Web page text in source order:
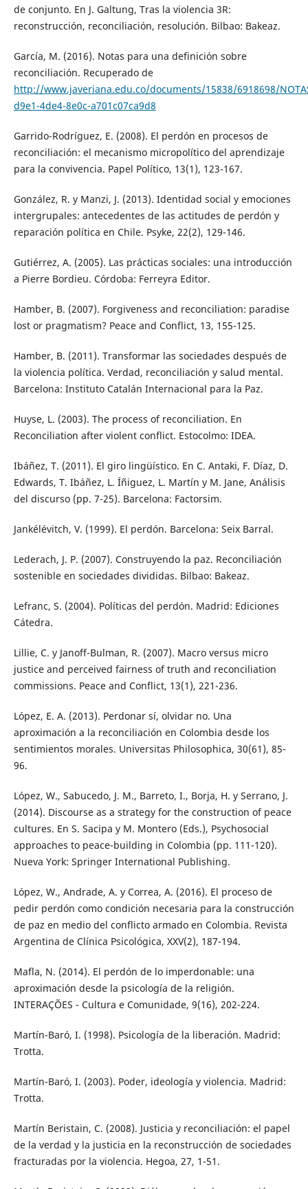
de conjunto. En J. Galtung, Tras la violencia 3R:
reconstrucción, reconciliación, resolución. Bilbao: Bakeaz.
García, M. (2016). Notas para una definición sobre
reconciliación. Recuperado de
http://www.javeriana.edu.co/documents/15838/6918698/
d9e1-4de4-8e0c-a701c07ca9d8
Garrido-Rodríguez, E. (2008). El perdón en procesos de
reconciliación: el mecanismo micropolítico del aprendizaje
para la convivencia. Papel Político, 13(1), 123-167.
González, R. y Manzi, J. (2013). Identidad social y emociones
intergrupales: antecedentes de las actitudes de perdón y
reparación política en Chile. Psyke, 22(2), 129-146.
Gutiérrez, A. (2005). Las prácticas sociales: una introducción
a Pierre Bordieu. Córdoba: Ferreyra Editor.
Hamber, B. (2007). Forgiveness and reconciliation: paradise
lost or pragmatism? Peace and Conflict, 13, 155-125.
Hamber, B. (2011). Transformar las sociedades después de
la violencia política. Verdad, reconciliación y salud mental.
Barcelona: Instituto Catalán Internacional para la Paz.
Huyse, L. (2003). The process of reconciliation. En
Reconciliation after violent conflict. Estocolmo: IDEA.
Ibáñez, T. (2011). El giro lingüístico. En C. Antaki, F. Díaz, D.
Edwards, T. Ibáñez, L. Íñiguez, L. Martín y M. Jane, Análisis
del discurso (pp. 7-25). Barcelona: Factorsim.
Jankélévitch, V. (1999). El perdón. Barcelona: Seix Barral.
Lederach, J. P. (2007). Construyendo la paz. Reconciliación
sostenible en sociedades divididas. Bilbao: Bakeaz.
Lefranc, S. (2004). Políticas del perdón. Madrid: Ediciones
Cátedra.
Lillie, C. y Janoff-Bulman, R. (2007). Macro versus micro
justice and perceived fairness of truth and reconciliation
commissions. Peace and Conflict, 13(1), 221-236.
López, E. A. (2013). Perdonar sí, olvidar no. Una
aproximación a la reconciliación en Colombia desde los
sentimientos morales. Universitas Philosophica, 30(61), 85-
96.
López, W., Sabucedo, J. M., Barreto, I., Borja, H. y Serrano, J.
(2014). Discourse as a strategy for the construction of peace
cultures. En S. Sacipa y M. Montero (Eds.), Psychosocial
approaches to peace-building in Colombia (pp. 111-120).
Nueva York: Springer International Publishing.
López, W., Andrade, A. y Correa, A. (2016). El proceso de
pedir perdón como condición necesaria para la construcción
de paz en medio del conflicto armado en Colombia. Revista
Argentina de Clínica Psicológica, XXV(2), 187-194.
Mafla, N. (2014). El perdón de lo imperdonable: una
aproximación desde la psicología de la religión.
INTERAÇÕES - Cultura e Comunidade, 9(16), 202-224.
Martín-Baró, I. (1998). Psicología de la liberación. Madrid:
Trotta.
Martín-Baró, I. (2003). Poder, ideología y violencia. Madrid:
Trotta.
Martín Beristain, C. (2008). Justicia y reconciliación: el papel
de la verdad y la justicia en la reconstrucción de sociedades
fracturadas por la violencia. Hegoa, 27, 1-51.